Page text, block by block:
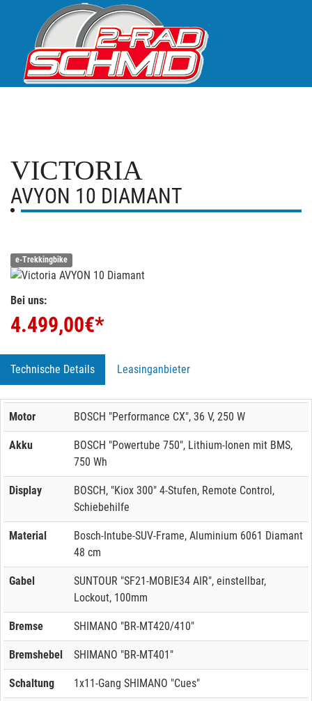
VICTORIA
AVYON 10 DIAMANT
e-Trekkingbike
Bei uns:
4.499,00€*
Technische Details Leasinganbieter
Motor BOSCH "Performance CX", 36 V, 250 W
Akku
BOSCH "Powertube 750", Lithium-Ionen mit BMS,
750 Wh
Display
BOSCH, "Kiox 300" 4-Stufen, Remote Control,
Schiebehilfe
Material
Bosch-Intube-SUV-Frame, Aluminium 6061 Diamant
48 cm
Gabel
SUNTOUR "SF21-MOBIE34 AIR", einstellbar,
Lockout, 100mm
Bremse SHIMANO "BR-MT420/410"
Bremshebel SHIMANO "BR-MT401"
Schaltung 1x11-Gang SHIMANO "Cues"